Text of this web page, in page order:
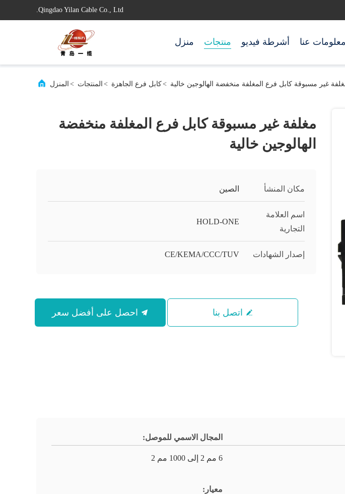
Qingdao Yilan Cable Co., Ltd.
منزل منتجات أشرطة فيديو معلومات عنا
المنزل > المنتجات > كابل فرع الجاهزة> غير مسبوقة كابل فرع المغلفة منخفضة الهالوجين خالية
مغلفة غير مسبوقة كابل فرع المغلفة منخفضة
الهالوجين خالية
مكان المنشأ الصين
اسم العلامة
التجارية
HOLD-ONE
إصدار الشهادات CE/KEMA/CCC/TUV
اتصل بنا
المجال الاسمي للموصل:
6 مم 2 إلى 1000 مم 2
معيار: